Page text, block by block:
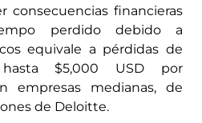
financieras
perdido debido a
equivale a pérdidas de
$5,000 USD por
empresas medianas, de
de Deloitte.